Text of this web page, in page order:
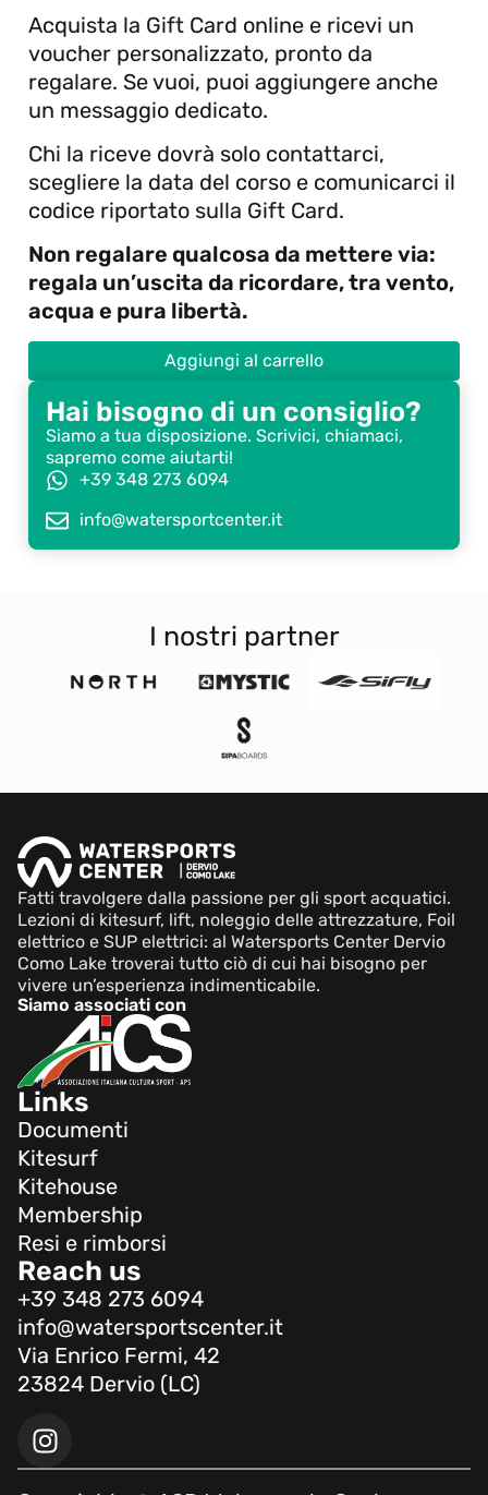
Acquista la Gift Card online e ricevi un
voucher personalizzato, pronto da
regalare. Se vuoi, puoi aggiungere anche
un messaggio dedicato.
Chi la riceve dovrà solo contattarci,
scegliere la data del corso e comunicarci il
codice riportato sulla Gift Card.
Non regalare qualcosa da mettere via:
regala un’uscita da ricordare, tra vento,
acqua e pura libertà.
Aggiungi al carrello
Hai bisogno di un consiglio?
Siamo a tua disposizione. Scrivici, chiamaci,
sapremo come aiutarti!
+39 348 273 6094
info@watersportcenter.it
I nostri partner
Fatti travolgere dalla passione per gli sport acquatici.
Lezioni di kitesurf, lift, noleggio delle attrezzature, Foil
elettrico e SUP elettrici: al Watersports Center Dervio
Como Lake troverai tutto ciò di cui hai bisogno per
vivere un’esperienza indimenticabile.
Siamo associati con
Links
Documenti
Kitesurf
Kitehouse
Membership
Resi e rimborsi
Reach us
+39 348 273 6094
info@watersportscenter.it
Via Enrico Fermi, 42
23824 Dervio (LC)